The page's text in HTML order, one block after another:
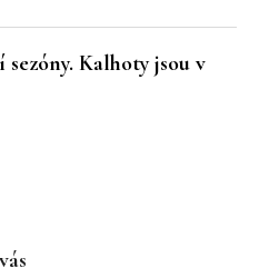
Kalhoty jsou v